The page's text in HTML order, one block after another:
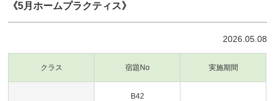
《5月ホームプラクティス》
2026.05.08
クラス 宿題No 実施期間
B42